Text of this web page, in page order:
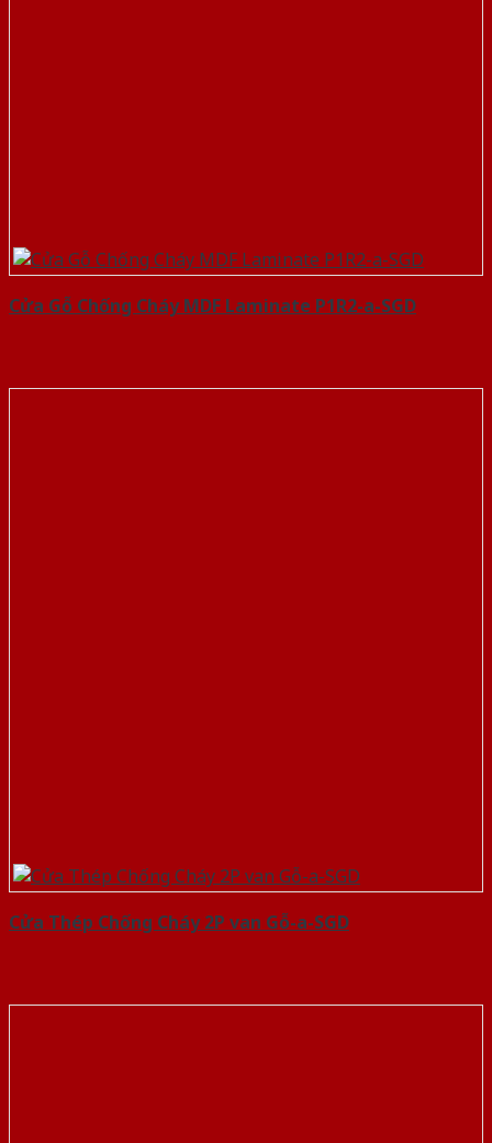
Cửa Gỗ Chống Cháy MDF Laminate P1R2-a-SGD
Cửa Thép Chống Cháy 2P van Gỗ-a-SGD